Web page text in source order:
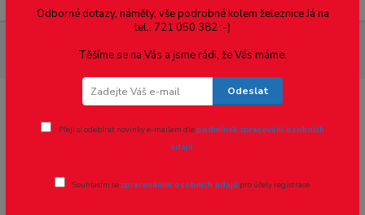
TX, zápustná hlava, hrubý závit
závit
Odborné dotazy, náměty, vše podrobné kolem železnice Já na
tel.: 721 050 382 :-)
Těšíme se na Vás a jsme rádi, že Vás máme.
Odeslat
Přeji si odebírat novinky e-mailem dlepodmínek zpracování osobních
údajů.
Souhlasím se zpracováním osobních údajů pro účely registrace.